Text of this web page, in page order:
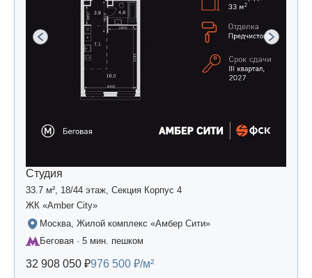
Студия
33.7 м², 18/44 этаж, Секция Корпус 4
ЖК «Amber Сity»
Москва, Жилой комплекс «Амбер Сити»
Беговая · 5 мин. пешком
32 908 050 ₽976 500 ₽/м²